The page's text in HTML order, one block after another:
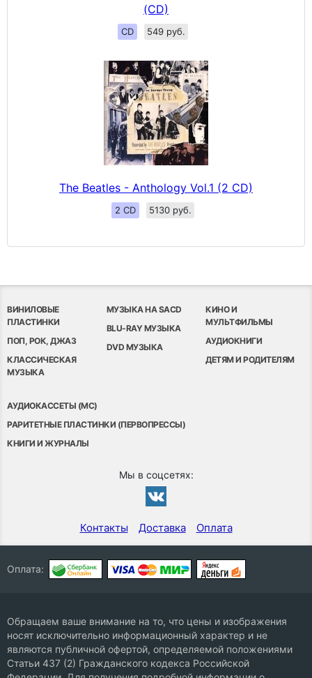
(CD)
CD 549 руб.
The Beatles - Anthology Vol.1 (2 CD)
2 CD 5130 руб.
ВИНИЛОВЫЕ
ПЛАСТИНКИ
ПОП, РОК, ДЖАЗ
КЛАССИЧЕСКАЯ
МУЗЫКА
МУЗЫКА НА SACD
BLU-RAY МУЗЫКА
DVD МУЗЫКА
КИНО И
МУЛЬТФИЛЬМЫ
АУДИОКНИГИ
ДЕТЯМ И РОДИТЕЛЯМ
АУДИОКАССЕТЫ (MC)
РАРИТЕТНЫЕ ПЛАСТИНКИ (ПЕРВОПРЕССЫ)
КНИГИ И ЖУРНАЛЫ
Мы в соцсетях:
Контакты Доставка Оплата
Оплата:
Обращаем ваше внимание на то, что цены и изображения
носят исключительно информационный характер и не
являются публичной офертой, определяемой положениями
Статьи 437 (2) Гражданского кодекса Российской